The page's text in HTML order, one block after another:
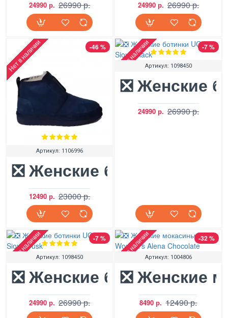
24990 р. 26990 р. 24990 р. 26990 р.
-46 %
Нет в наличии
Артикул: 1106996
❎ Женские ботинки Ugg
12490 р. 23000 р.
-7 %
Нет в наличииАртикул: 1098450
❎ Женские
24990 р. 26990 р.
-7 %
Нет в наличииАртикул: 1098450
❎ Женские ботинки UGG
24990 р. 26990 р.
-32 %
Нет в наличииАртикул: 1004806
❎ Женские
8490 р. 12490 р.